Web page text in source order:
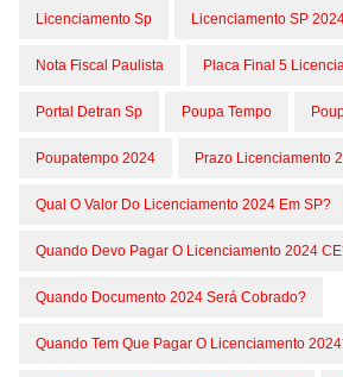
Licenciamento Sp Licenciamento SP
Nota Fiscal Paulista Placa Final 5
Portal Detran Sp Poupa Tempo
Poupatempo 2024 Prazo Licenciamento
Qual O Valor Do Licenciamento 2024 Em SP?
Quando Devo Pagar O Licenciamento 2024
Quando Documento 2024 Será Cobrado?
Quando Tem Que Pagar O Licenciamento